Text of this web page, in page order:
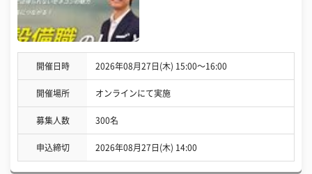
開催日時 2026年08月27日(木) 15:00〜16:00
開催場所 オンラインにて実施
募集人数 300名
申込締切 2026年08月27日(木) 14:00